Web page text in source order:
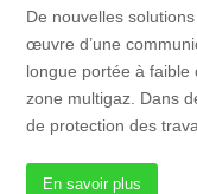
De nouvelles
œuvre d’une
longue portée à faible
zone multigaz. Dans
de protection des
En savoir plus